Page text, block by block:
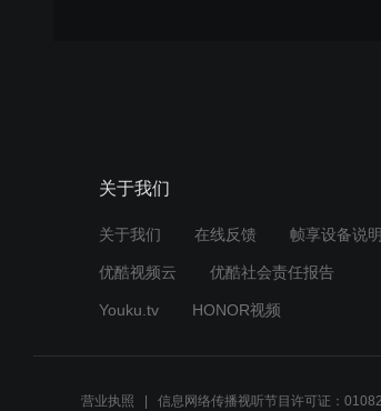
关于我们
关于我们 在线反馈 帧享设备说明
优酷视频云 优酷社会责任报告
Youku.tv HONOR视频
营业执照 信息网络传播视听节目许可证：